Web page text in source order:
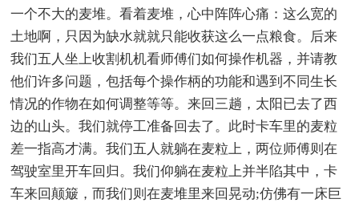
一个不大的麦堆。看着麦堆，心中阵阵心痛：这么宽的
土地啊，只因为缺水就就只能收获这么一点粮食。后来
我们五人坐上收割机机看师傅们如何操作机器，并请教
他们许多问题，包括每个操作柄的功能和遇到不同生长
情况的作物在如何调整等等。来回三趟，太阳已去了西
边的山头。我们就停工准备回去了。此时卡车里的麦粒
差一指高才满。我们五人就躺在麦粒上，两位师傅则在
驾驶室里开车回归。我们仰躺在麦粒上并半陷其中，卡
车来回颠簸，而我们则在麦堆里来回晃动;仿佛有一床巨